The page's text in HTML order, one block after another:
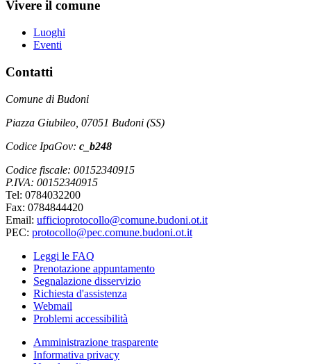
Vivere il comune
Luoghi
Eventi
Contatti
Comune di Budoni
Piazza Giubileo, 07051 Budoni (SS)
Codice IpaGov: c_b248
Codice fiscale: 00152340915
P.IVA: 00152340915
Tel: 0784032200
Fax: 0784844420
Email: ufficioprotocollo@comune.budoni.ot.it
PEC: protocollo@pec.comune.budoni.ot.it
Leggi le FAQ
Prenotazione appuntamento
Segnalazione disservizio
Richiesta d'assistenza
Webmail
Problemi accessibilità
Amministrazione trasparente
Informativa privacy